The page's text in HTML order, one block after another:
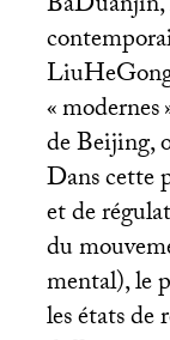
«modernes
de Beijing,
Dans cette
et de
du
mental), le
les états de